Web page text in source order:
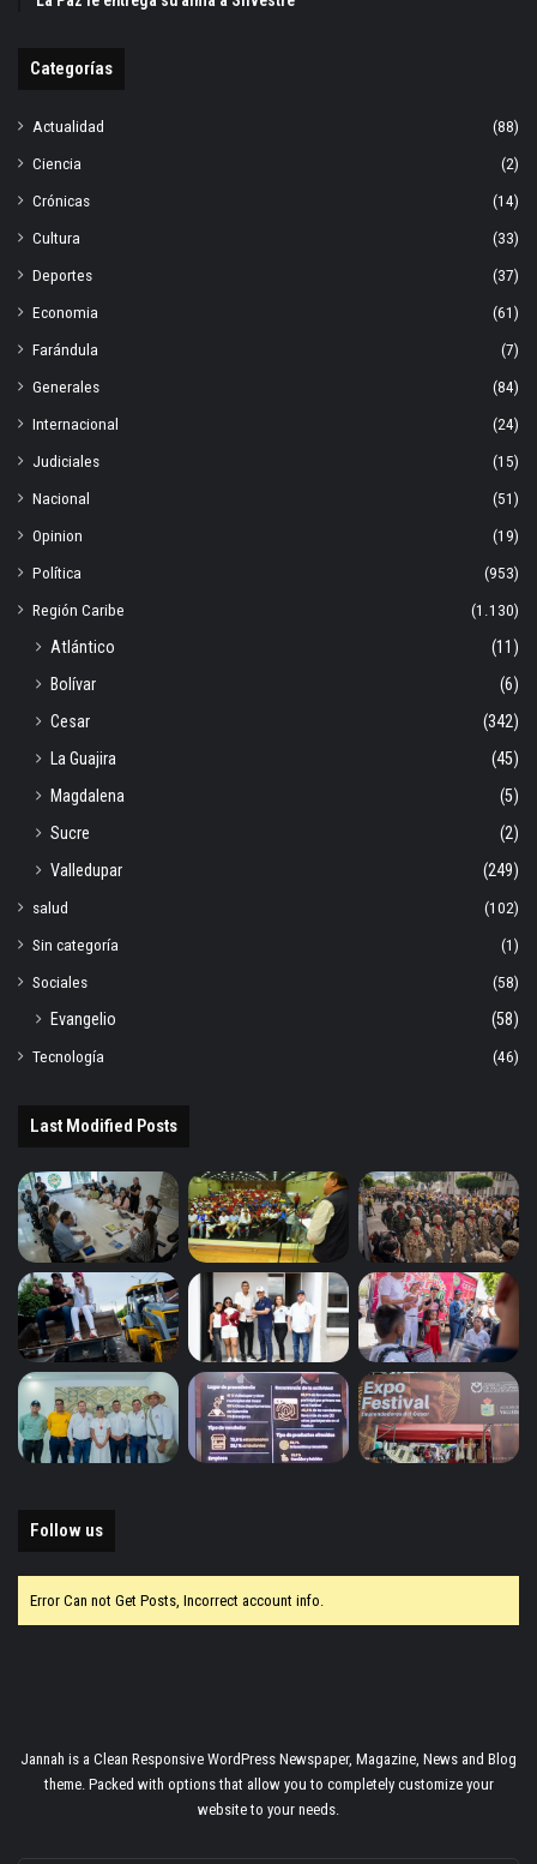
Categorías
Actualidad
(88)
Ciencia
(2)
Crónicas
(14)
Cultura
(33)
Deportes
(37)
Economia
(61)
Farándula
(7)
Generales
(84)
Internacional
(24)
Judiciales
(15)
Nacional
(51)
Opinion
(19)
Política
(953)
Región Caribe
(1.130)
Atlántico
(11)
Bolívar
(6)
Cesar
(342)
La Guajira
(45)
Magdalena
(5)
Sucre
(2)
Valledupar
(249)
salud
(102)
Sin categoría
(1)
Sociales
(58)
Evangelio
(58)
Tecnología
(46)
Last Modified Posts
Follow us
Error Can not Get Posts, Incorrect account info.
Jannah is a Clean Responsive WordPress Newspaper, Magazine, News and Blog
theme. Packed with options that allow you to completely customize your
website to your needs.